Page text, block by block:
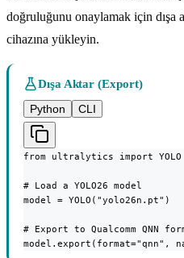
doğruluğunu onaylamak için dışa
cihazına yükleyin.
Dışa Aktar (Export)
Python
CLI
from ultralytics import YOLO
# Load a YOLO26 model
model = YOLO("yolo26n.pt")
# Export to Qualcomm QNN
model.export(format="qnn",